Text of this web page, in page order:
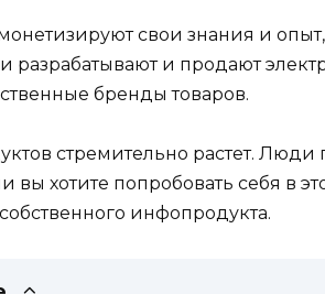
свои знания и
разрабатывают и продают
бренды товаров.
стремительно растет. Люди
вы хотите попробовать себя в
инфопродукта.